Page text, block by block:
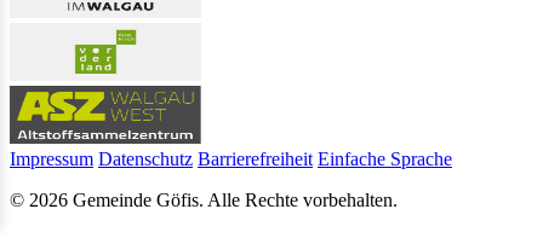
Impressum Datenschutz Barrierefreiheit Einfache Sprache
© 2026 Gemeinde Göfis. Alle Rechte vorbehalten.